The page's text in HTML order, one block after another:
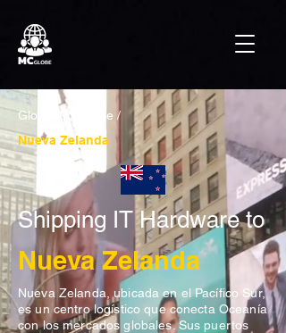
Global Coverage /
Nueva Zelanda
Shipping IT Hardware to
Nueva Zelanda
Nueva Zelanda, ubicada en el Pacífico Sur,
es un centro logístico que conecta Oceanía
con los mercados globales. Sus puertos